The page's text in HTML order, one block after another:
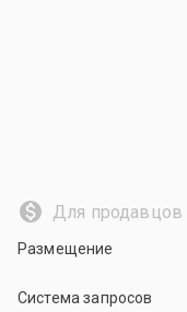
Для продавцов
Размещение
Система запросов